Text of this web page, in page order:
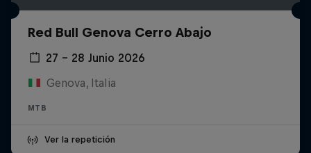
Red Bull Genova Cerro Abajo
27 – 28 Junio 2026
Genova, Italia
MTB
Ver la repetición